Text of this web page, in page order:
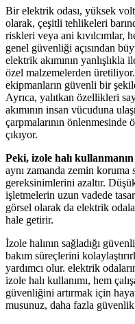
Bir elektrik odası, yüksek
olarak, çeşitli tehlikeleri
riskleri veya ani kıvılcımlar,
genel güvenliği açısından
elektrik akımının yanlışlıkla
özel malzemelerden
ekipmanların güvenli bir
Ayrıca, yalıtkan özellikleri
akımının insan vücuduna
çarpmalarının önlenmesinde
çıkıyor.
Peki, izole halı
aynı zamanda zemin koruma
gereksinimlerini azaltır.
işletmelerin uzun vadede
görsel olarak da elektrik
hale getirir.
İzole halının sağladığı
bakım süreçlerini
yardımcı olur. elektrik
izole halı kullanımı, hem
güvenliğini artırmak için
musunuz, daha fazla